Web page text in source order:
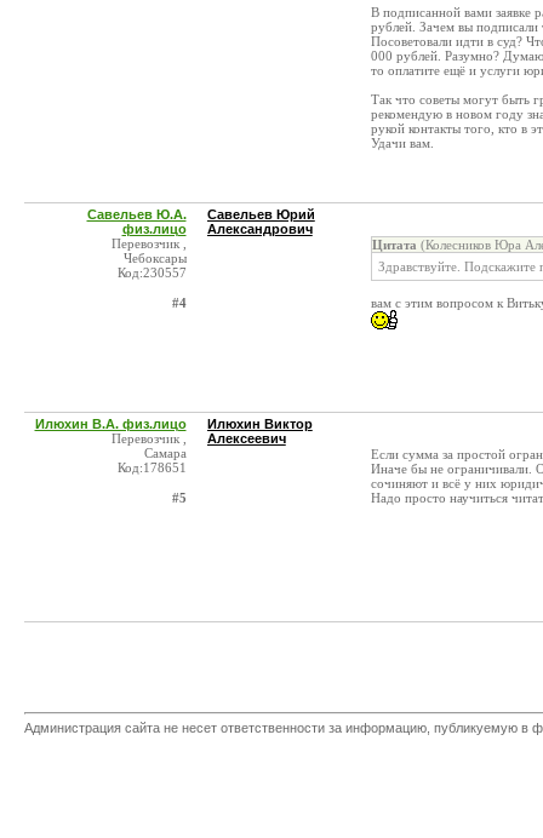
В подписанной вами заявке
рублей. Зачем вы подписали
Посоветовали идти в суд?
000 рублей. Разумно? Думаю
то оплатите ещё и услуги
Так что советы могут быть
рекомендую в новом году
рукой контакты того, кто в
Удачи вам.
Савельев Ю.А.
физ.лицо
Перевозчик ,
Чебоксары
Код:230557
#4
Савельев Юрий
Александрович
Цитата (Колесников Юра
Здравствуйте. Подскажите
вам с этим вопросом к
Илюхин В.А. физ.лицо
Перевозчик ,
Самара
Код:178651
#5
Илюхин Виктор
Алексеевич
Если сумма за простой
Иначе бы не ограничивали.
сочиняют и всё у них
Надо просто научиться
Администрация сайта не несет ответственности за информацию, публикуемую